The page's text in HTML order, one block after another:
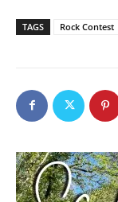
TAGS Rock Contest